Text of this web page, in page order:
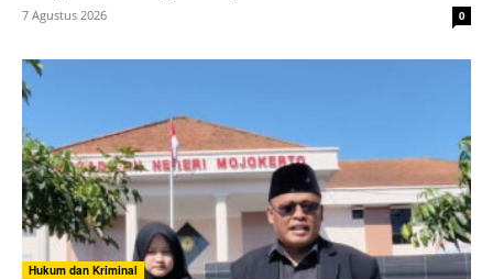
7 Agustus 2026 0
Hukum dan Kriminal